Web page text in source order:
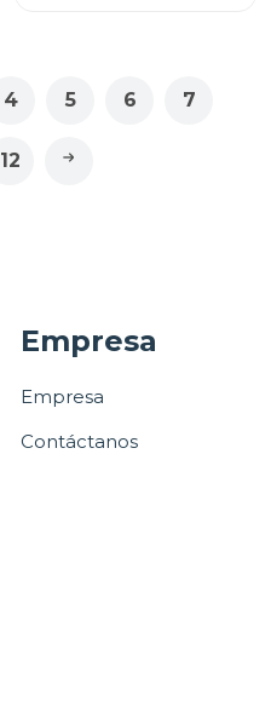
4 5 6 7
12
Empresa
Empresa
Contáctanos